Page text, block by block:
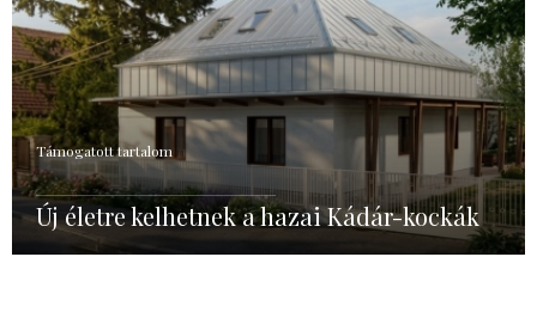
Támogatott tartalom
Új életre kelhetnek a hazai Kádár-kockák